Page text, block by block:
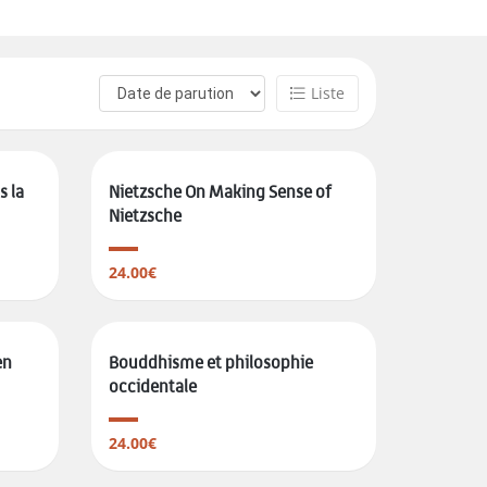
Liste
la
Nietzsche On Making Sense of
Nietzsche
24.00€
Bouddhisme et philosophie
occidentale
24.00€